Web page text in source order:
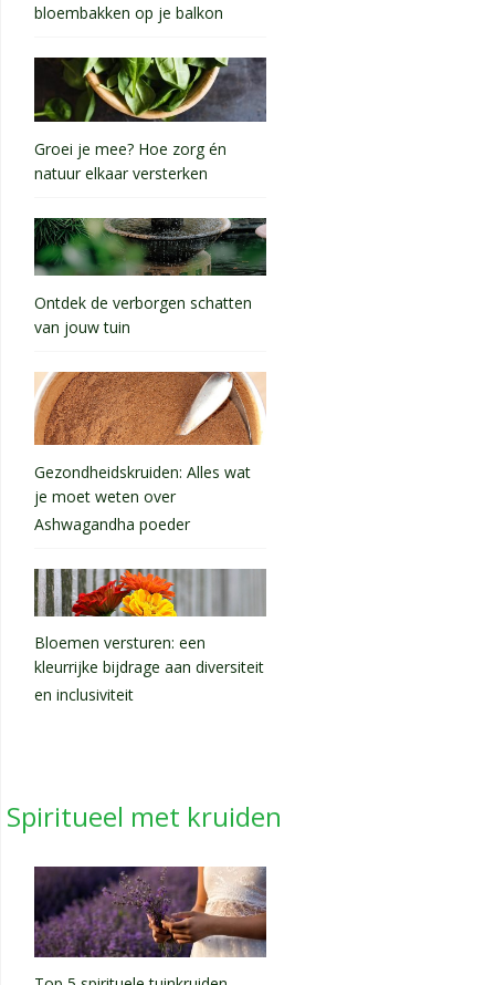
bloembakken op je balkon
Groei je mee? Hoe zorg én
natuur elkaar versterken
Ontdek de verborgen schatten
van jouw tuin
Gezondheidskruiden: Alles wat
je moet weten over
Ashwagandha poeder
Bloemen versturen: een
kleurrijke bijdrage aan diversiteit
en inclusiviteit
Spiritueel met kruiden